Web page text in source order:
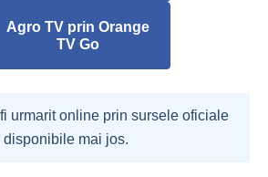
Agro TV prin Orange
TV Go
urmarit online prin sursele oficiale
disponibile mai jos.